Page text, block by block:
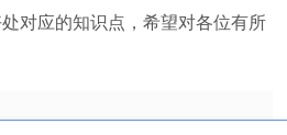
对应的知识点，希望对各位有所